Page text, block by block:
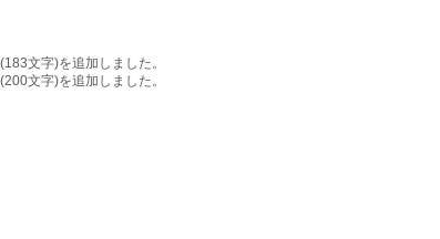
文字)を追加しました。
文字)を追加しました。